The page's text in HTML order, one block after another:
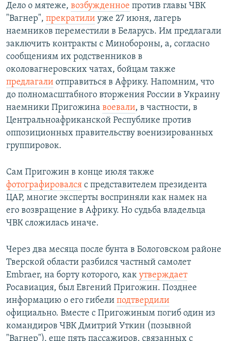
Дело о мятеже, возбужденное против главы ЧВК
"Вагнер", прекратили уже 27 июня, лагерь
наемников переместили в Беларусь. Им предлагали
заключить контракты с Минобороны, а, согласно
сообщениям их родственников в
околовагнеровских чатах, бойцам также
предлагали отправиться в Африку. Напомним, что
до полномасштабного вторжения России в Украину
наемники Пригожина воевали, в частности, в
Центральноафриканской Республике против
оппозиционных правительству военизированных
группировок.
Сам Пригожин в конце июля также
фотографировался с представителем президента
ЦАР, многие эксперты восприняли как намек на
его возвращение в Африку. Но судьба владельца
ЧВК сложилась иначе.
Через два месяца после бунта в Бологовском районе
Тверской области разбился частный самолет
Embraer, на борту которого, как утверждает
Росавиация, был Евгений Пригожин. Позднее
информацию о его гибели подтвердили
официально. Вместе с Пригожиным погиб один из
командиров ЧВК Дмитрий Уткин (позывной
"Вагнер"), еще пять пассажиров, связанных с